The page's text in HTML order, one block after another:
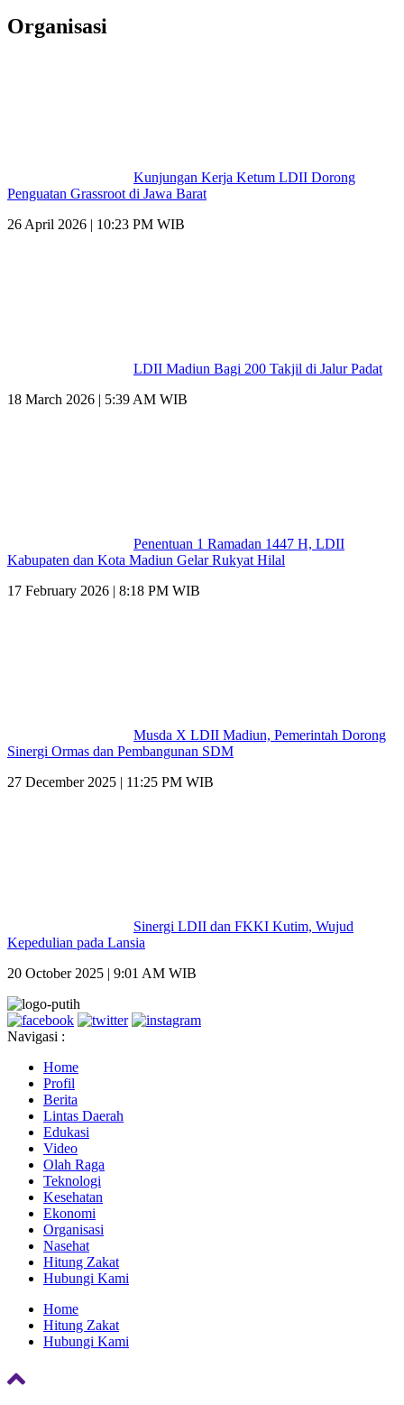
Organisasi
Kunjungan Kerja Ketum LDII Dorong
Penguatan Grassroot di Jawa Barat
26 April 2026 | 10:23 PM WIB
LDII Madiun Bagi 200 Takjil di Jalur Padat
18 March 2026 | 5:39 AM WIB
Penentuan 1 Ramadan 1447 H, LDII
Kabupaten dan Kota Madiun Gelar Rukyat Hilal
17 February 2026 | 8:18 PM WIB
Musda X LDII Madiun, Pemerintah Dorong
Sinergi Ormas dan Pembangunan SDM
27 December 2025 | 11:25 PM WIB
Sinergi LDII dan FKKI Kutim, Wujud
Kepedulian pada Lansia
20 October 2025 | 9:01 AM WIB
Navigasi :
Home
Profil
Berita
Lintas Daerah
Edukasi
Video
Olah Raga
Teknologi
Kesehatan
Ekonomi
Organisasi
Nasehat
Hitung Zakat
Hubungi Kami
Home
Hitung Zakat
Hubungi Kami